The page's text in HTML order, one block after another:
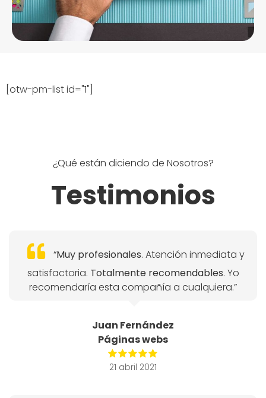
[otw-pm-list id="1"]
¿Qué están diciendo de Nosotros?
Testimonios
“Muy profesionales. Atención inmediata y
satisfactoria. Totalmente recomendables. Yo
recomendaría esta compañía a cualquiera.”
Juan Fernández
Páginas webs
21 abril 2021